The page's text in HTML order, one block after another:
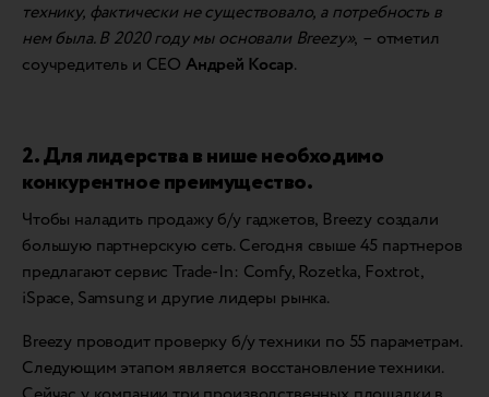
технику, фактически не существовало, а потребность в
нем была. В 2020 году мы основали Breezy», – отметил
соучредитель и СЕО Андрей Косар.
2. Для лидерства в нише необходимо
конкурентное преимущество.
Чтобы наладить продажу б/у гаджетов, Breezy создали
большую партнерскую сеть. Сегодня свыше 45 партнеров
предлагают сервис Trade-In: Comfy, Rozetka, Foxtrot,
iSpace, Samsung и другие лидеры рынка.
Breezy проводит проверку б/у техники по 55 параметрам.
Следующим этапом является восстановление техники.